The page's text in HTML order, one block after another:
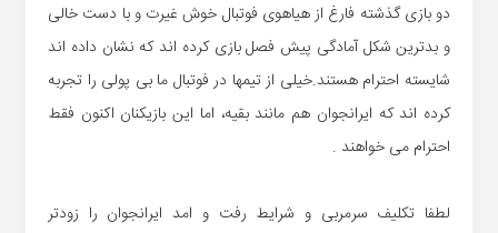
دو بازی گذشته فارغ از هیاهوی فوتبال خوش غیرت و با دست خالی
و بدترین شکل آمادگی پیش فصل بازی کرده اند که نشان داده اند
شایسته احترام هستند.خیلی از تیمها در فوتبال ما بی پولی را تجربه
کرده اند که ایرانجوان هم مانند بقیه، اما این بازیکنان اکنون فقط
احترام می خواهند .
لطفا تکلیف سرمربی و شرایط رفت و امد ایرانجوان را زودتر